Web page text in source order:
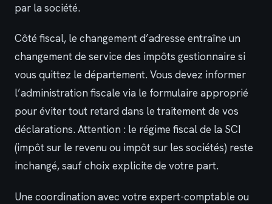
par la société.
Côté fiscal, le changement d’adresse entraîne un
changement de service des impôts gestionnaire si
vous quittez le département. Vous devez informer
l’administration fiscale via le formulaire approprié
pour éviter tout retard dans le traitement de vos
déclarations. Attention : le régime fiscal de la SCI
(impôt sur le revenu ou impôt sur les sociétés) reste
inchangé, sauf choix explicite de votre part.
Une coordination avec votre expert-comptable ou